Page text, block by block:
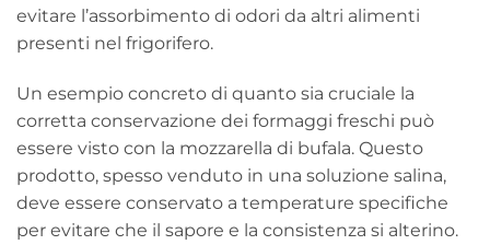
evitare l’assorbimento di odori da altri alimenti
presenti nel frigorifero.
Un esempio concreto di quanto sia cruciale la
corretta conservazione dei formaggi freschi può
essere visto con la mozzarella di bufala. Questo
prodotto, spesso venduto in una soluzione salina,
deve essere conservato a temperature specifiche
per evitare che il sapore e la consistenza si alterino.